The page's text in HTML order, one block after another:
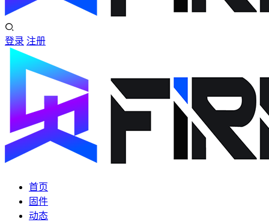
登录 注册
首页
固件
动态